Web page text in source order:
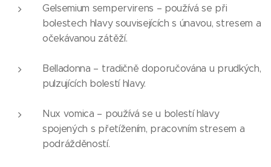
Gelsemium sempervirens – používá se při
bolestech hlavy souvisejících s únavou, stresem a
očekávanou zátěží.
Belladonna – tradičně doporučována u prudkých,
pulzujících bolestí hlavy.
Nux vomica – používá se u bolestí hlavy
spojených s přetížením, pracovním stresem a
podrážděností.